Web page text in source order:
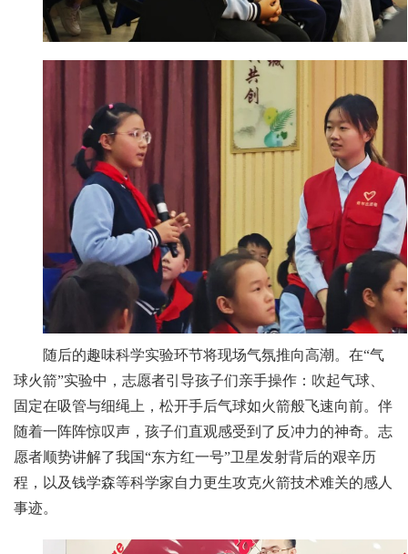
随后的趣味科学实验环节将现场气氛推向高潮。在“气
球火箭”实验中，志愿者引导孩子们亲手操作：吹起气球、
固定在吸管与细绳上，松开手后气球如火箭般飞速向前。伴
随着一阵阵惊叹声，孩子们直观感受到了反冲力的神奇。志
愿者顺势讲解了我国“东方红一号”卫星发射背后的艰辛历
程，以及钱学森等科学家自力更生攻克火箭技术难关的感人
事迹。